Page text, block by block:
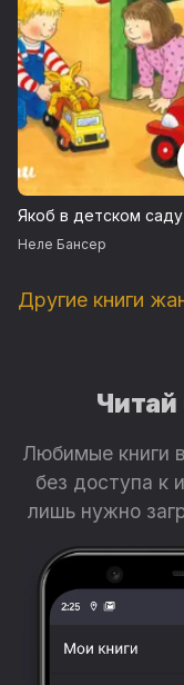
Якоб в детском саду
Неле Бансер
Другие книги
Читай
Любимые книги
без доступа к
лишь нужно